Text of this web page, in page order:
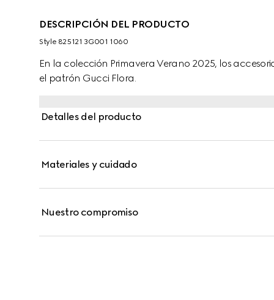
DESCRIPCIÓN DEL PRODUCTO
Style ‎825121 3G001 1060
En la colección Primavera Verano 2025, los
el patrón Gucci Flora.
Detalles del producto
Materiales y cuidado
Nuestro compromiso